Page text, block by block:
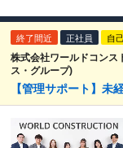
終了間近 正社員 自
株式会社ワールドコンス
ス・グループ)
【管理サポート】未